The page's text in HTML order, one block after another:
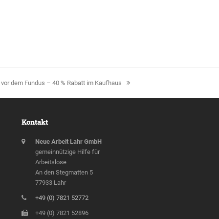
dem Fundus – 40 % Rabatt im Kaufhaus
Kontakt
Neue Arbeit Lahr GmbH
gemeinnützige Hilfe für
Arbeitslose
An den Stegmatten 5
77933 Lahr
+49 (0) 7821 52772
+49 (0) 7821 52896